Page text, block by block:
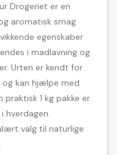
Drogeriet er en
aromatisk smag.
egenskaber
i madlavning og
Urten er kendt for
kan hjælpe med
praktisk 1 kg pakke er
hverdagen.
valg til naturlige